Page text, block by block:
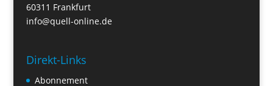
60311 Frankfurt
info@quell-online.de
Direkt-Links
Abonnement